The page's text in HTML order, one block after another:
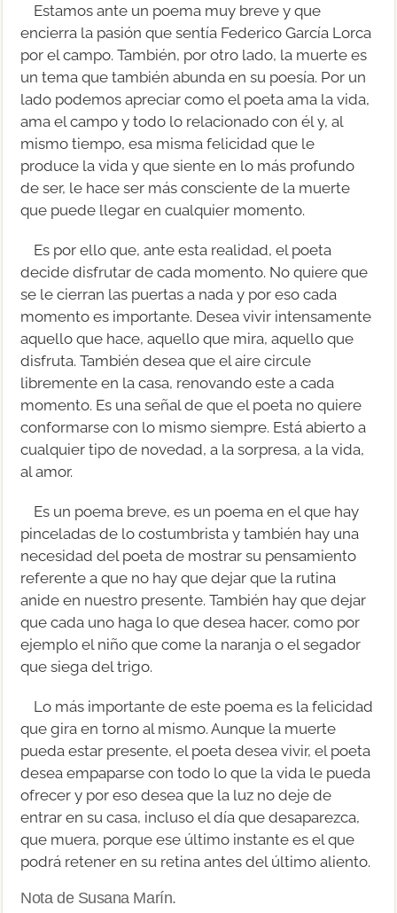
Estamos ante un poema muy breve y que
encierra la pasión que sentía Federico García Lorca
por el campo. También, por otro lado, la muerte es
un tema que también abunda en su poesía. Por un
lado podemos apreciar como el poeta ama la vida,
ama el campo y todo lo relacionado con él y, al
mismo tiempo, esa misma felicidad que le
produce la vida y que siente en lo más profundo
de ser, le hace ser más consciente de la muerte
que puede llegar en cualquier momento.
Es por ello que, ante esta realidad, el poeta
decide disfrutar de cada momento. No quiere que
se le cierran las puertas a nada y por eso cada
momento es importante. Desea vivir intensamente
aquello que hace, aquello que mira, aquello que
disfruta. También desea que el aire circule
libremente en la casa, renovando este a cada
momento. Es una señal de que el poeta no quiere
conformarse con lo mismo siempre. Está abierto a
cualquier tipo de novedad, a la sorpresa, a la vida,
al amor.
Es un poema breve, es un poema en el que hay
pinceladas de lo costumbrista y también hay una
necesidad del poeta de mostrar su pensamiento
referente a que no hay que dejar que la rutina
anide en nuestro presente. También hay que dejar
que cada uno haga lo que desea hacer, como por
ejemplo el niño que come la naranja o el segador
que siega del trigo.
Lo más importante de este poema es la felicidad
que gira en torno al mismo. Aunque la muerte
pueda estar presente, el poeta desea vivir, el poeta
desea empaparse con todo lo que la vida le pueda
ofrecer y por eso desea que la luz no deje de
entrar en su casa, incluso el día que desaparezca,
que muera, porque ese último instante es el que
podrá retener en su retina antes del último aliento.
Nota de Susana Marín.